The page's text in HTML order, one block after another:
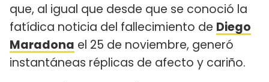
que, al igual que desde que se conoció la
fatídica noticia del fallecimiento de Diego
Maradona el 25 de noviembre, generó
instantáneas réplicas de afecto y cariño.